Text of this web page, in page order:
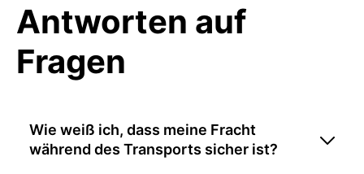
Antworten auf
Fragen
Wie weiß ich, dass meine Fracht
während des Transports sicher ist?